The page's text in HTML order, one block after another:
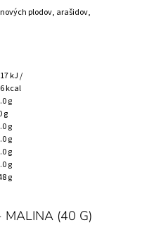
plodov, arašidov,
kJ /
kcal
g
g
g
g
g
g
g
MALINA (40 G)